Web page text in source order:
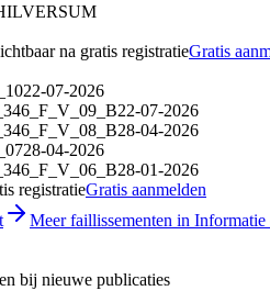
na gratis registratieGratis
22-07-2026
22-07-2026
28-04-2026
28-04-2026
28-01-2026
registratieGratis aanmelden
Meer faillissementen in
bij nieuwe publicaties